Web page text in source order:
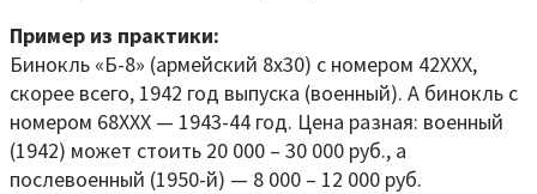
Пример из практики:
Бинокль «Б-8» (армейский 8x30) с номером 42ХХХ,
скорее всего, 1942 год выпуска (военный). А бинокль с
номером 68ХХХ — 1943-44 год. Цена разная: военный
(1942) может стоить 20 000 – 30 000 руб., а
послевоенный (1950-й) — 8 000 – 12 000 руб.